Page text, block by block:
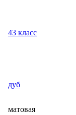
43 класс
дуб
матовая